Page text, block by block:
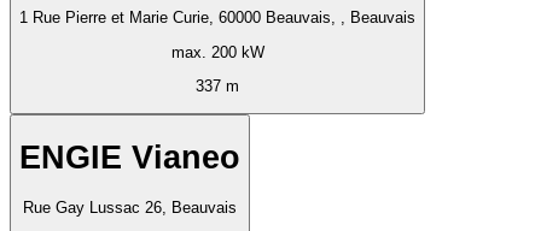
1 Rue Pierre et Marie Curie, 60000 Beauvais, , Beauvais
max. 200 kW
337 m
ENGIE Vianeo
Rue Gay Lussac 26, Beauvais